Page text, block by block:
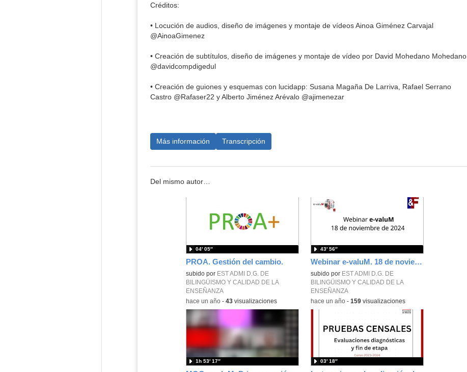
Créditos:
• Locución de audios, diseño de imágenes y montaje de vídeos Ainoa Giménez Carvajal
@AinoaGimenez
• Creación de subtítulos, diseño de imágenes y montaje de vídeo por David Mohedano Mohedano
@davidcompdigedul
• Creación de guiones y esquemas con lucidapp: Susana Magaña De Larriva, Rafael Serrano
Castro @Rafaser22 y Alberto Jiménez Arévalo @ajimenezar
Más información Transcripción
Del mismo autor…
PROA. Gestión del cambio.
subido por EST ADMI D.G. DE
BILINGÜISMO Y CALIDAD DE LA
ENSEÑANZA
04′ 05″
-hace un año- 43visualizaciones
Webinar e-valuM. 18 de noviembre de 2024
subido por EST ADMI D.G. DE
BILINGÜISMO Y CALIDAD DE LA
ENSEÑANZA
43′ 56″
-hace un año- 159visualizaciones
1h 53′ 17″ 03′ 18″